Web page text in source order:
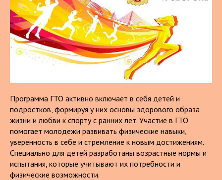
Программа ГТО активно включает в себя детей и
подростков, формируя у них основы здорового образа
жизни и любви к спорту с ранних лет. Участие в ГТО
помогает молодежи развивать физические навыки,
уверенность в себе и стремление к новым достижениям.
Специально для детей разработаны возрастные нормы и
испытания, которые учитывают их потребности и
физические возможности.